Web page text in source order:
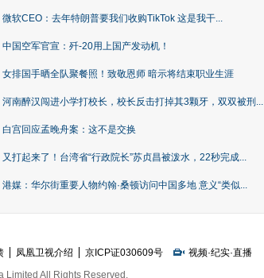
微软CEO：去年特朗普要我们收购TikTok 这是我干...
中国空军官宣：歼-20用上国产发动机！
女排国手晒全队聚餐照！致敬恩师 暗示将结束职业生涯
河南醉汉闯进小学打校长，校长反击打掉其3颗牙，双双被刑...
白宫回应孟晚舟案：这不是交换
又打起来了！台湾省“行政院长”苏贞昌被泼水，22秒完成...
港媒：华尔街重要人物约翰·桑顿访问中国多地 意义“类似...
凤凰卫视介绍 京ICP证030609号 视频·纪实·直播
Limited All Rights Reserved.